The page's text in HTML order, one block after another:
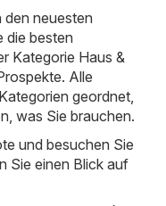
neuesten
die besten
Kategorie Haus &
Alle
geordnet,
was Sie brauchen.
und besuchen Sie
Sie einen Blick auf